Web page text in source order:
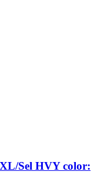
Sel HVY color: